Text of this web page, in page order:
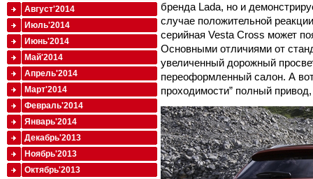
бренда Lada, но и
случае положительной
серийная Vesta Cross может
Основными отличиями от
увеличенный дорожный
переоформленный салон. А
проходимости” полный
Август'2014
Июль'2014
Июнь'2014
Май'2014
Апрель'2014
Март'2014
Февраль'2014
Январь'2014
Декабрь'2013
Ноябрь'2013
Октябрь'2013